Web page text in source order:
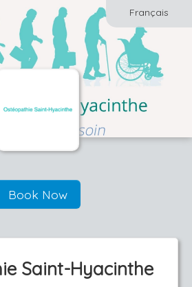
Français
Book Now
Saint-Hyacinthe